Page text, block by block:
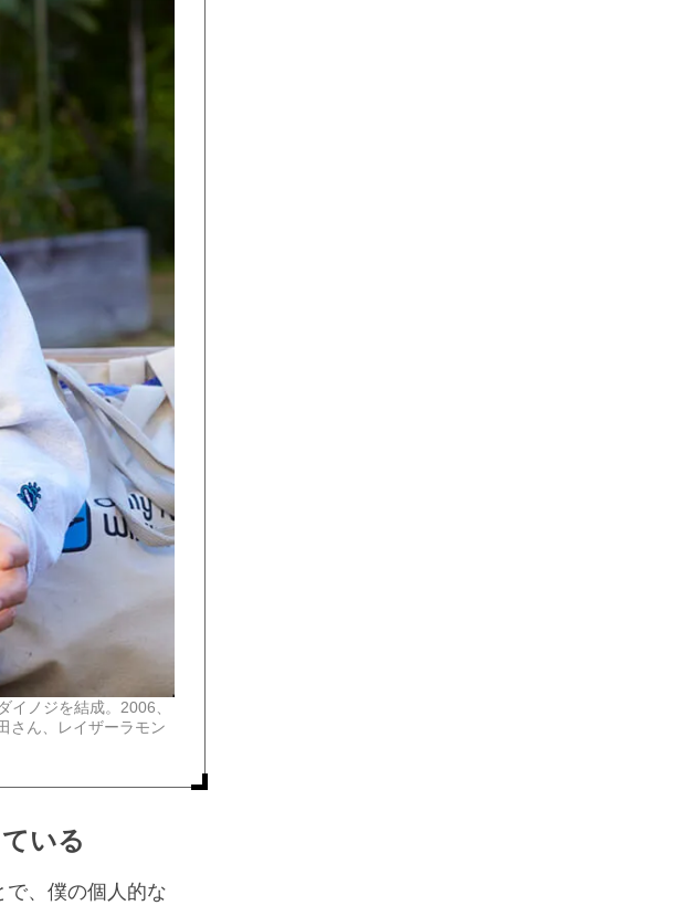
イノジを結成。2006、
さん、レイザーラモン
いる
で、僕の個人的な